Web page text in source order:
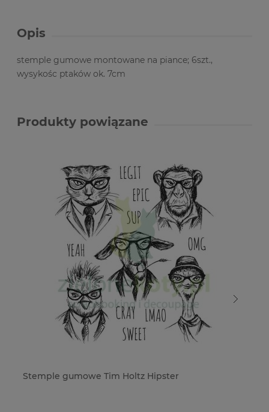
Opis
stemple gumowe montowane na piance; 6szt.,
wysykośc ptaków ok. 7cm
Produkty powiązane
Stemple gumowe Tim Holtz Hipster